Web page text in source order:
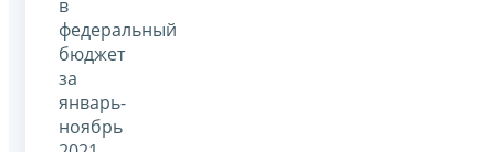
в
федеральный
бюджет
за
январь-
ноябрь